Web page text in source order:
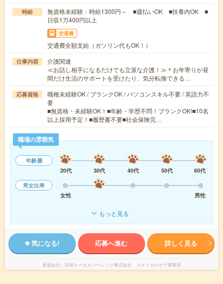
時給
無資格未経験：時給1300円～ ■週払いOK ■扶養内OK ■
日収1万400円以上
交通費
交通費全額支給（ガソリン代もOK！）
仕事内容
介護関連
≪お話し相手になるだけでも立派な介護！≫＊お年寄りが昼
間だけ生活のサポートを受けたり、気分転換できる…
応募資格
職種未経験OK / ブランクOK / パソコンスキル不要 / 英語力不
要
■無資格・未経験OK！■年齢・学歴不問！ブランクOK!■10名
以上採用予定！■履歴書不要■社会保険完…
職場の雰囲気
年齢層
20代
30代 40代 50代
60代
男女比率
女性
男性
もっと見る
気になる! 応募へ進む 詳しく見る
派遣会社 日研トータルソーシング株式会社 メディカルケア事業部